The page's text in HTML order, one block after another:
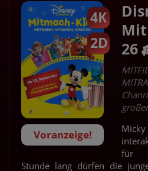
4K
2D
Voranzeige!
26
für
Stunde lang dürfen die